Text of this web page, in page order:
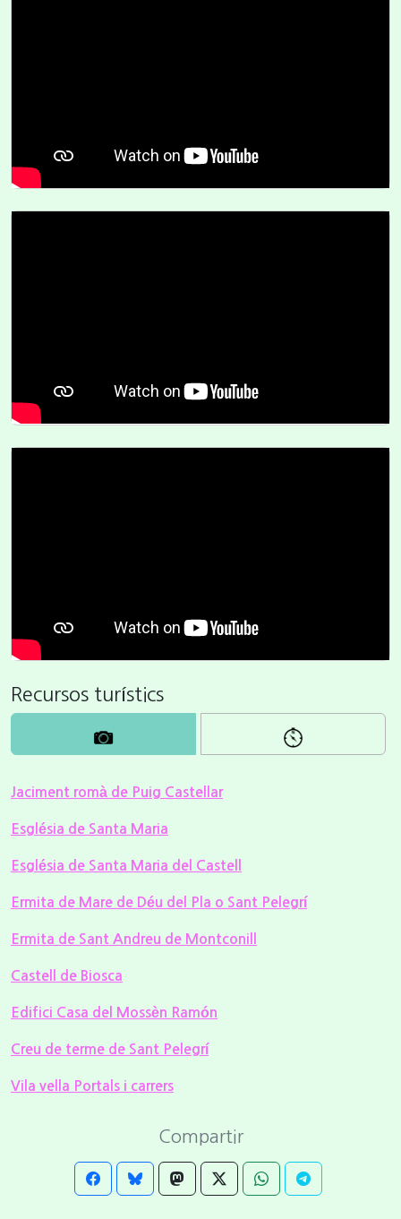
Recursos turístics
Jaciment romà de Puig Castellar
Església de Santa Maria
Església de Santa Maria del Castell
Ermita de Mare de Déu del Pla o Sant Pelegrí
Ermita de Sant Andreu de Montconill
Castell de Biosca
Edifici Casa del Mossèn Ramón
Creu de terme de Sant Pelegrí
Vila vella Portals i carrers
Compartir